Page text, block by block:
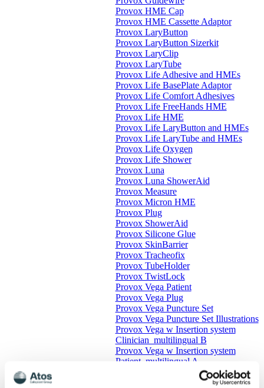
Provox HME Cap
Provox HME Cassette Adaptor
Provox LaryButton
Provox LaryButton Sizerkit
Provox LaryClip
Provox LaryTube
Provox Life Adhesive and HMEs
Provox Life BasePlate Adaptor
Provox Life Comfort Adhesives
Provox Life FreeHands HME
Provox Life HME
Provox Life LaryButton and HMEs
Provox Life LaryTube and HMEs
Provox Life Oxygen
Provox Life Shower
Provox Luna
Provox Luna ShowerAid
Provox Measure
Provox Micron HME
Provox Plug
Provox ShowerAid
Provox Silicone Glue
Provox SkinBarrier
Provox Tracheofix
Provox TubeHolder
Provox TwistLock
Provox Vega Patient
Provox Vega Plug
Provox Vega Puncture Set
Provox Vega Puncture Set Illustrations
Provox Vega w Insertion system
Clinician_multilingual B
Provox Vega w Insertion system
Patient_multilingual A
Provox Vega XtraSeal Insertion
system Clinician_multilingual A